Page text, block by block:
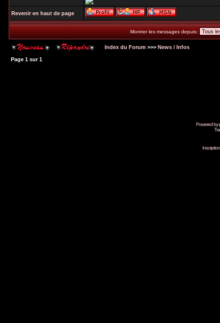
Revenir en haut de page
Montrer les messages depuis:
Index du Forum >>> News / Infos
Page 1 sur1
Powered by